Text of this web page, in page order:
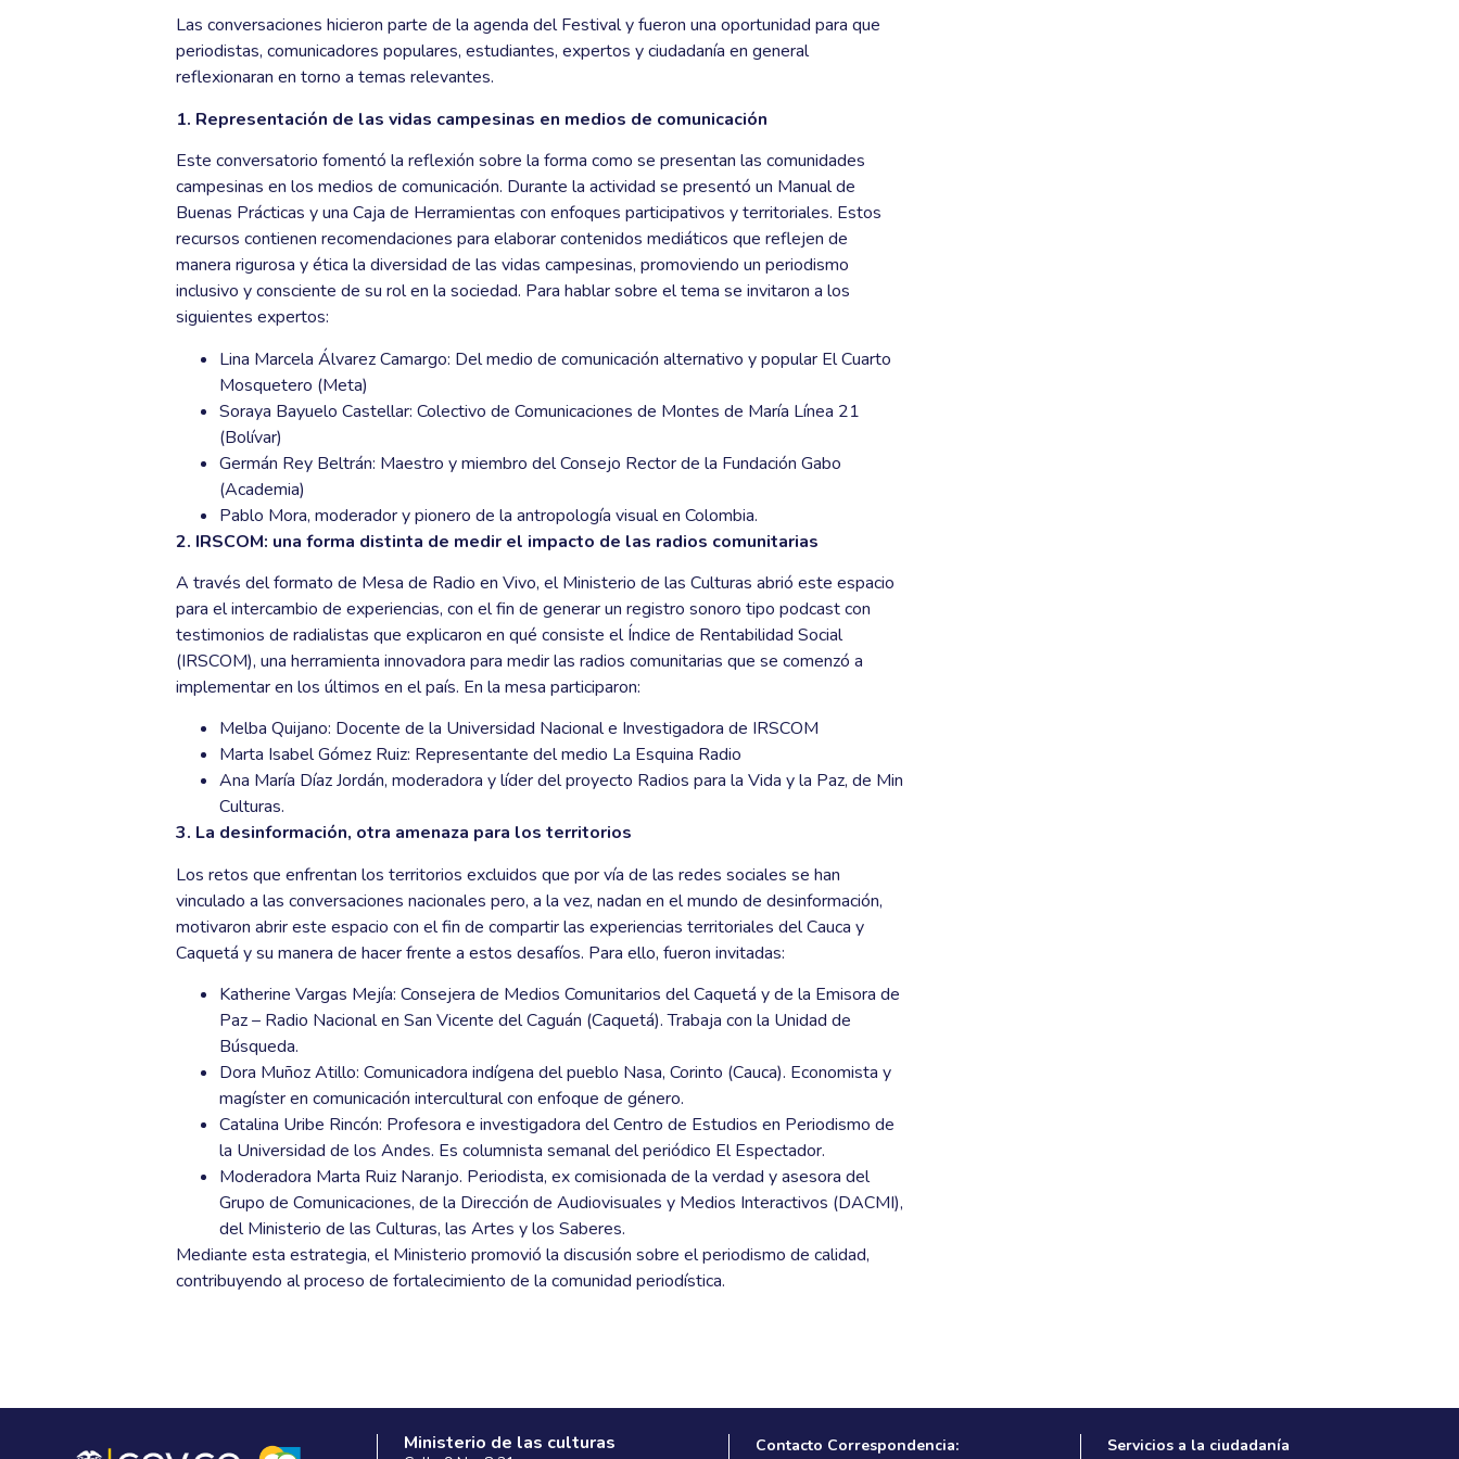
Las conversaciones hicieron parte de la agenda del Festival y fueron una oportunidad para que
periodistas, comunicadores populares, estudiantes, expertos y ciudadanía en general
reflexionaran en torno a temas relevantes.
1. Representación de las vidas campesinas en medios de comunicación
Este conversatorio fomentó la reflexión sobre la forma como se presentan las comunidades
campesinas en los medios de comunicación. Durante la actividad se presentó un Manual de
Buenas Prácticas y una Caja de Herramientas con enfoques participativos y territoriales. Estos
recursos contienen recomendaciones para elaborar contenidos mediáticos que reflejen de
manera rigurosa y ética la diversidad de las vidas campesinas, promoviendo un periodismo
inclusivo y consciente de su rol en la sociedad. Para hablar sobre el tema se invitaron a los
siguientes expertos:
Lina Marcela Álvarez Camargo: Del medio de comunicación alternativo y popular El Cuarto
Mosquetero (Meta)
Soraya Bayuelo Castellar: Colectivo de Comunicaciones de Montes de María Línea 21
(Bolívar)
Germán Rey Beltrán: Maestro y miembro del Consejo Rector de la Fundación Gabo
(Academia)
Pablo Mora, moderador y pionero de la antropología visual en Colombia.
2. IRSCOM: una forma distinta de medir el impacto de las radios comunitarias
A través del formato de Mesa de Radio en Vivo, el Ministerio de las Culturas abrió este espacio
para el intercambio de experiencias, con el fin de generar un registro sonoro tipo podcast con
testimonios de radialistas que explicaron en qué consiste el Índice de Rentabilidad Social
(IRSCOM), una herramienta innovadora para medir las radios comunitarias que se comenzó a
implementar en los últimos en el país. En la mesa participaron:
Melba Quijano: Docente de la Universidad Nacional e Investigadora de IRSCOM
Marta Isabel Gómez Ruiz: Representante del medio La Esquina Radio
Ana María Díaz Jordán, moderadora y líder del proyecto Radios para la Vida y la Paz, de Min
Culturas.
3. La desinformación, otra amenaza para los territorios
Los retos que enfrentan los territorios excluidos que por vía de las redes sociales se han
vinculado a las conversaciones nacionales pero, a la vez, nadan en el mundo de desinformación,
motivaron abrir este espacio con el fin de compartir las experiencias territoriales del Cauca y
Caquetá y su manera de hacer frente a estos desafíos. Para ello, fueron invitadas:
Katherine Vargas Mejía: Consejera de Medios Comunitarios del Caquetá y de la Emisora de
Paz – Radio Nacional en San Vicente del Caguán (Caquetá). Trabaja con la Unidad de
Búsqueda.
Dora Muñoz Atillo: Comunicadora indígena del pueblo Nasa, Corinto (Cauca). Economista y
magíster en comunicación intercultural con enfoque de género.
Catalina Uribe Rincón: Profesora e investigadora del Centro de Estudios en Periodismo de
la Universidad de los Andes. Es columnista semanal del periódico El Espectador.
Moderadora Marta Ruiz Naranjo. Periodista, ex comisionada de la verdad y asesora del
Grupo de Comunicaciones, de la Dirección de Audiovisuales y Medios Interactivos (DACMI),
del Ministerio de las Culturas, las Artes y los Saberes.
Mediante esta estrategia, el Ministerio promovió la discusión sobre el periodismo de calidad,
contribuyendo al proceso de fortalecimiento de la comunidad periodística.
Ministerio de las culturas Contacto Correspondencia: Servicios a la ciudadanía